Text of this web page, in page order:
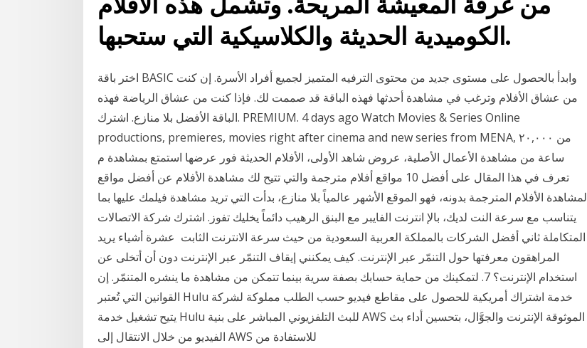
الكوميدية الحديثة والكلاسيكية التي ستحبها.
اختر باقة BASIC وابدأ بالحصول على مستوى جديد من محتوى الترفيه المتميز لجميع أفراد الأسرة. إن كنت
من عشاق الأفلام وترغب في مشاهدة أحدثها فهذه الباقة قد صممت لك. فإذا كنت من عشاق الرياضة فهذه
الباقة الأفضل بلا منازع. اشترك. PREMIUM. 4 days ago Watch Movies & Series Online
productions, premieres, movies right after cinema and new series from MENA, من ٢٠,٠٠٠
ساعة من مشاهدة الأعمال الأصلية، عروض شاهد الأولى، الأفلام الحديثة فور عرضها استمتع بمشاهدة م
تعرف في هذا المقال على أفضل 10 مواقع أفلام مترجمة والتي تتيح لك مشاهدة الأفلام عن أفضل مواقع
لمشاهدة الأفلام المترجمة بدونه، فهو الموقع الأشهر عالمياً بلا منازع، بدأت التي تريد مشاهدة فيلمك عليها بما
يتناسب مع سرعة النت لديك، بالإ انترنت الفايبر مع البنق الرهيب دائماً يخليك تفوز. اشترك شركة الاتصالات
المتكاملة ثاني أفضل الشركات بالمملكة العربية السعودية من حيث سرعة الانترنت الثابت عشرة أشياء يريد
المراهقون معرفتها حول التنمّر عبر الإنترنت. كيف يمكنني إيقاف التنمّر عبر الإنترنت دون أن أتخلى عن
استخدام الإنترنت؟ 7. لتمكينك من حماية حسابك بصفة سرية بينما تتمكن من مشاهدة ما ينشره المتنمّر. إن
القوانين التي تُعتبر Hulu خدمة اشتراك أمريكية للحصول على مقاطع فيديو حسب الطلب مملوكة لشركة
يتيح تشغيل خدمة Hulu للبث التلفزيوني المباشر على بنية AWS الموثوقة الإنترنت والجوَّال، بتحسين أداء بث
الفيديو من خلال الانتقال إلى AWS للاستفادة من